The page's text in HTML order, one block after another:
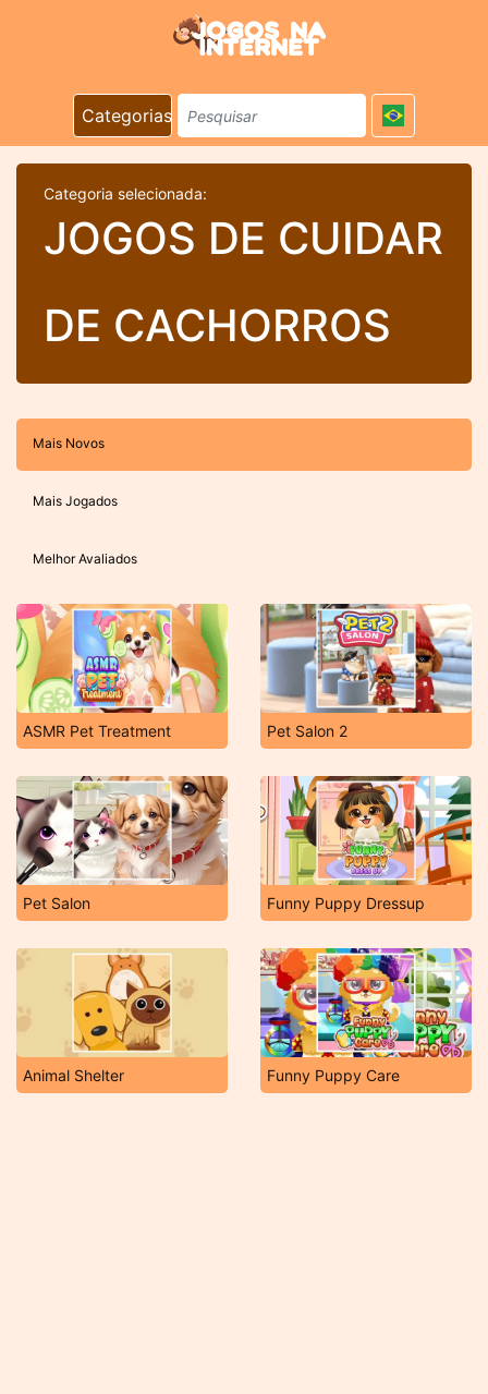
Categorias
Categoria selecionada:
JOGOS DE CUIDAR
DE CACHORROS
Mais Novos
Mais Jogados
Melhor Avaliados
ASMR Pet Treatment Pet Salon 2
Pet Salon Funny Puppy Dressup
Animal Shelter Funny Puppy Care